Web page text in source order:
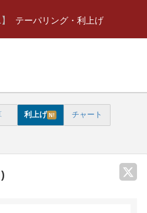
テーパリング・利上げ
利上げ N! チャート